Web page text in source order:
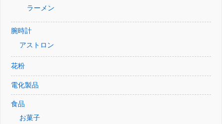
ラーメン
腕時計
アストロン
花粉
電化製品
食品
お菓子